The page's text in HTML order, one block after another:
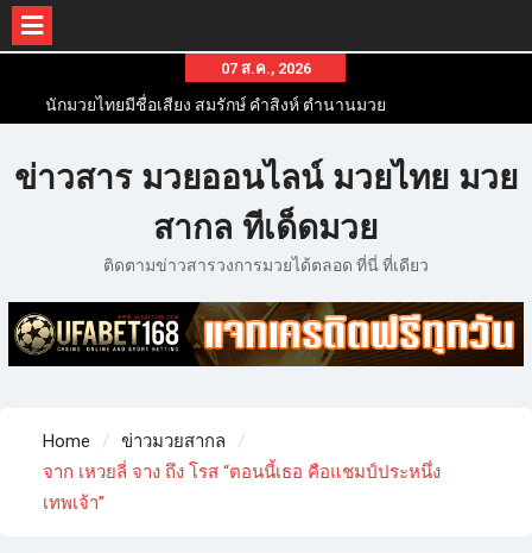
07 ส.ค., 2026
นักมวยไทยมีชื่อเสียง สมรักษ์ คำสิงห์ ตำนานมวย
นักมวยไทยชื่อดัง สุดยอดนักมวยไทยที่ดังไปทั่วโลก
ข่าวมวยไทยโครตฮอต เว็บข่าวมวยในทุกๆแวดวงมี
ข่าวสารวงการมวยมากมาย
ข่าวสาร มวยออนไลน์ มวยไทย มวย
สากล ทีเด็ดมวย
ติดตามข่าวสารวงการมวยได้ตลอด ที่นี่ ที่เดียว
Home
ข่าวมวยสากล
จาก เหวยลี่ จาง ถึง โรส “ตอนนี้เธอ คือแชมป์ประหนึ่ง
เทพเจ้า”